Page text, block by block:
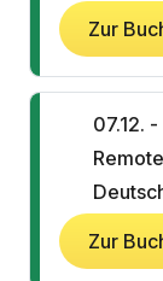
Zur
07.12. -
Remote
Zur